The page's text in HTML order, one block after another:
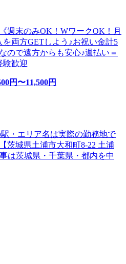
週末のみOK！WワークOK！月
両方GETしよう♪お祝い金計5
ので遠方からも安心♪週払い＝
験歓迎
円〜11,500円
・エリア名は実際の勤務地で
茨城県土浦市大和町8-22 土浦
は茨城県・千葉県・都内を中